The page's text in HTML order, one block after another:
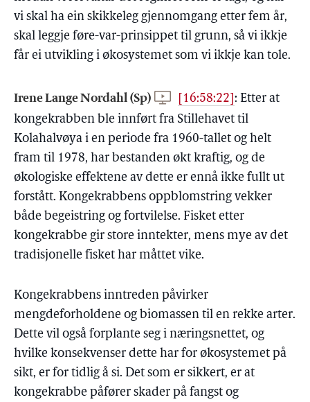
vi skal ha ein skikkeleg gjennomgang etter fem år,
skal leggje føre-var-prinsippet til grunn, så vi ikkje
får ei utvikling i økosystemet som vi ikkje kan tole.
Irene Lange Nordahl (Sp) [16:58:22] : Etter at
kongekrabben ble innført fra Stillehavet til
Kolahalvøya i en periode fra 1960-tallet og helt
fram til 1978, har bestanden økt kraftig, og de
økologiske effektene av dette er ennå ikke fullt ut
forstått. Kongekrabbens oppblomstring vekker
både begeistring og fortvilelse. Fisket etter
kongekrabbe gir store inntekter, mens mye av det
tradisjonelle fisket har måttet vike.
Kongekrabbens inntreden påvirker
mengdeforholdene og biomassen til en rekke arter.
Dette vil også forplante seg i næringsnettet, og
hvilke konsekvenser dette har for økosystemet på
sikt, er for tidlig å si. Det som er sikkert, er at
kongekrabbe påfører skader på fangst og